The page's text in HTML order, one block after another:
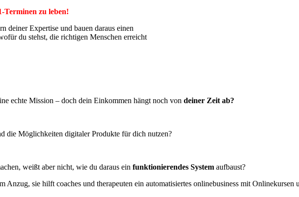
Terminen zu leben!
deiner Expertise und bauen daraus einen
du stehst, die richtigen Menschen erreicht
echte Mission – doch dein Einkommen hängt noch von deiner Zeit ab?
die Möglichkeiten digitaler Produkte für dich nutzen?
weißt aber nicht, wie du daraus ein funktionierendes System aufbaust?